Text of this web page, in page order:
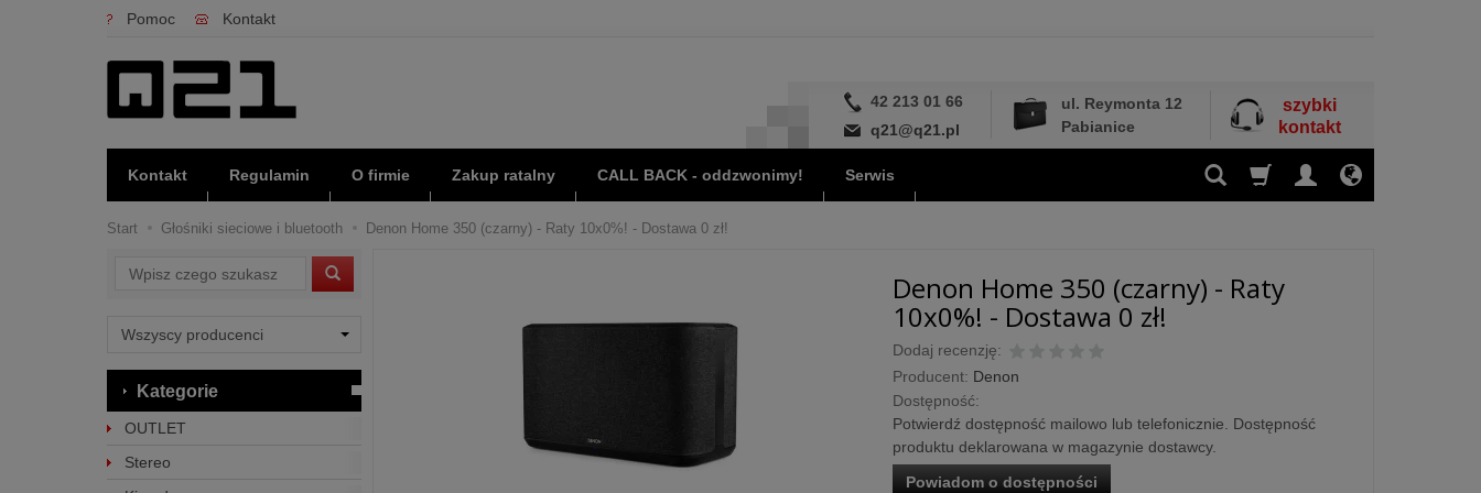
Pomoc Kontakt
42 213 01 66
q21@q21.pl
ul. Reymonta 12
Pabianice
szybki
kontakt
Kontakt Regulamin O firmie Zakup ratalny CALL BACK - oddzwonimy! Serwis
Start Głośniki sieciowe i bluetooth Denon Home 350 (czarny) - Raty 10x0%! - Dostawa 0 zł!
Denon Home 350 (czarny) - Raty
10x0%! - Dostawa 0 zł!
Dodaj recenzję:
Producent: Denon
Dostępność:
Potwierdź dostępność mailowo lub telefonicznie. Dostępność
produktu deklarowana w magazynie dostawcy.
Powiadom o dostępności
Wyszukaj
Kategorie
OUTLET
Stereo